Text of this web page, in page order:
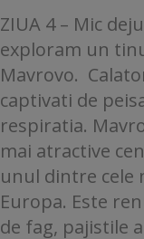
ZIUA 4 – Mic
exploram un
Mavrovo.
captivati de
respiratia.
mai atractive
unul dintre cele
Europa. Este
de fag, pajistile